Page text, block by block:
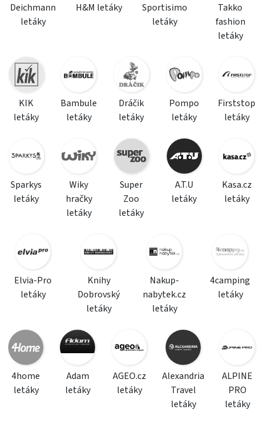
Deichmann
letáky
H&M letáky
Sportisimo
letáky
Takko
fashion
letáky
KIK
letáky
Bambule
letáky
Dráčik
letáky
Pompo
letáky
Firststop
letáky
Sparkys
letáky
Wiky
hračky
letáky
Super
Zoo
letáky
A.T.U
letáky
Kasa.cz
letáky
Elvia-Pro
letáky
Knihy
Dobrovský
letáky
Nakup-
nabytek.cz
letáky
4camping
letáky
4home
letáky
Adam
letáky
AGEO.cz
letáky
Alexandria
Travel
letáky
ALPINE
PRO
letáky